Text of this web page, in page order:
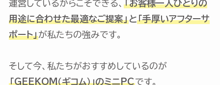
運営しているからこそできる、 「お客様一人ひとりの
用途に合わせた最適なご提案」と「手厚いアフターサ
ポート」が私たちの強みです。
そして今、私たちがおすすめしているのが
「GEEKOM（ギコム）」のミニPCです。